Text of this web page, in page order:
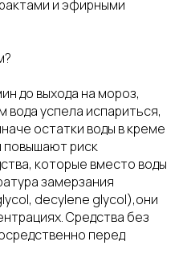
и эфирными
до выхода на мороз,
успела испариться,
остатки воды в креме
повышают риск
которые вместо воды
замерзания
decylene glycol),они
Средства без
перед